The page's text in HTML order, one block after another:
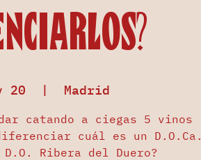
20
  |
Madrid
catando a ciegas 5 vinos
cuál es un D.O.Ca.
Ribera del Duero?